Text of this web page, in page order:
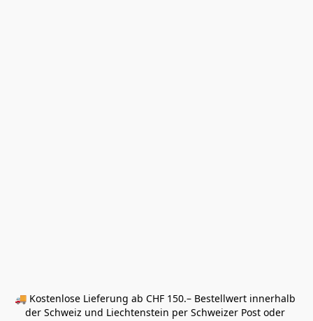
🚚 Kostenlose Lieferung ab CHF 150.– Bestellwert innerhalb
der Schweiz und Liechtenstein per Schweizer Post oder